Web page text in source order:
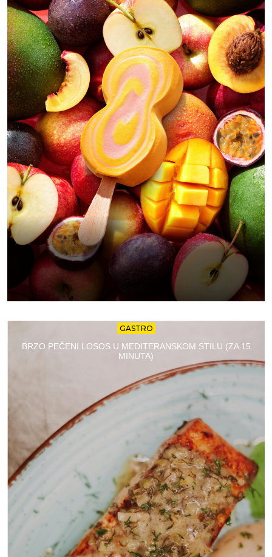
GASTRO
BRZO PEČENI LOSOS U MEDITERANSKOM STILU (ZA 15
MINUTA)